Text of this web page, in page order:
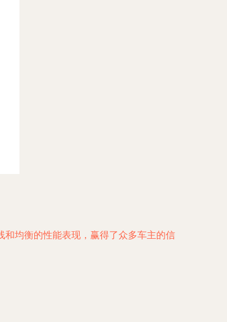
均衡的性能表现，赢得了众多车主的信